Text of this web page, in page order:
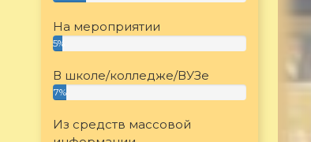
На мероприятии
5%
В школе/колледже/ВУЗе
7%
Из средств массовой